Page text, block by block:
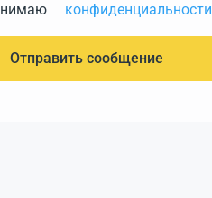
конфиденциальности
Отправить сообщение